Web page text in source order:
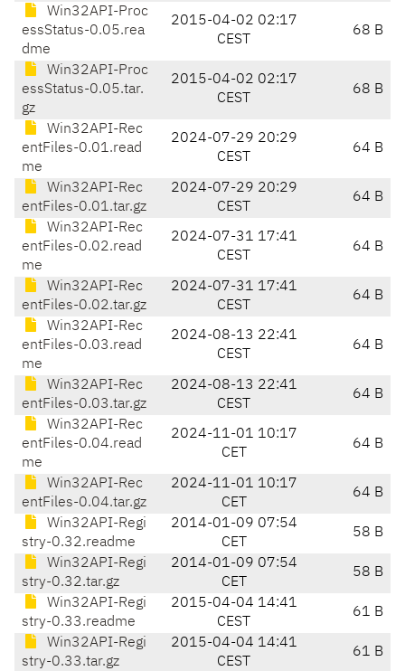
Win32API-Proc
essStatus-0.05.rea
dme
2015-04-02 02:17
CEST
68 B
Win32API-Proc
essStatus-0.05.tar.
gz
2015-04-02 02:17
CEST
68 B
Win32API-Rec
entFiles-0.01.read
me
2024-07-29 20:29
CEST
64 B
Win32API-Rec
entFiles-0.01.tar.gz
2024-07-29 20:29
CEST
64 B
Win32API-Rec
entFiles-0.02.read
me
2024-07-31 17:41
CEST
64 B
Win32API-Rec
entFiles-0.02.tar.gz
2024-07-31 17:41
CEST
64 B
Win32API-Rec
entFiles-0.03.read
me
2024-08-13 22:41
CEST
64 B
Win32API-Rec
entFiles-0.03.tar.gz
2024-08-13 22:41
CEST
64 B
Win32API-Rec
entFiles-0.04.read
me
2024-11-01 10:17
CET
64 B
Win32API-Rec
entFiles-0.04.tar.gz
2024-11-01 10:17
CET
64 B
Win32API-Regi
stry-0.32.readme
2014-01-09 07:54
CET
58 B
Win32API-Regi
stry-0.32.tar.gz
2014-01-09 07:54
CET
58 B
Win32API-Regi
stry-0.33.readme
2015-04-04 14:41
CEST
61 B
Win32API-Regi
stry-0.33.tar.gz
2015-04-04 14:41
CEST
61 B